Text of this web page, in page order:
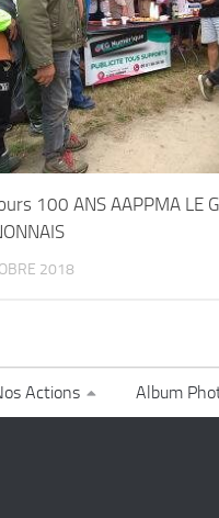
100 ANS AAPPMA LE
2018
Actions Album